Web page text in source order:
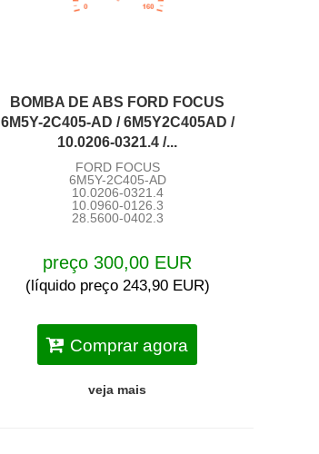
BOMBA DE ABS FORD FOCUS
6M5Y-2C405-AD / 6M5Y2C405AD /
10.0206-0321.4 /...
FORD FOCUS
6M5Y-2C405-AD
10.0206-0321.4
10.0960-0126.3
28.5600-0402.3
preço 300,00 EUR
(líquido preço 243,90 EUR)
Comprar agora
veja mais